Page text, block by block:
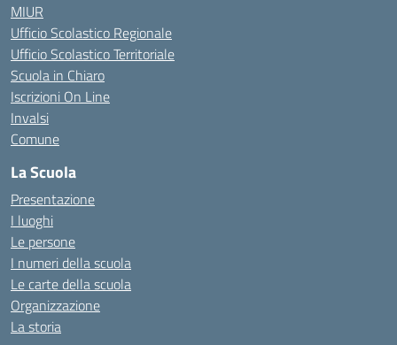
MIUR
Ufficio Scolastico Regionale
Ufficio Scolastico Territoriale
Scuola in Chiaro
Iscrizioni On Line
Invalsi
Comune
La Scuola
Presentazione
I luoghi
Le persone
I numeri della scuola
Le carte della scuola
Organizzazione
La storia